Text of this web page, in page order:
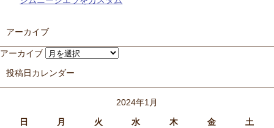
アーカイブ
アーカイブ
投稿日カレンダー
2024年1月
日
月 火 水 木 金 土